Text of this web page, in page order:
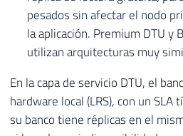
pesados ​​sin afectar el nodo
la aplicación. Premium DTU y
utilizan arquitecturas muy
En la capa de servicio DTU, el
hardware local (LRS), con un
su banco tiene réplicas en el